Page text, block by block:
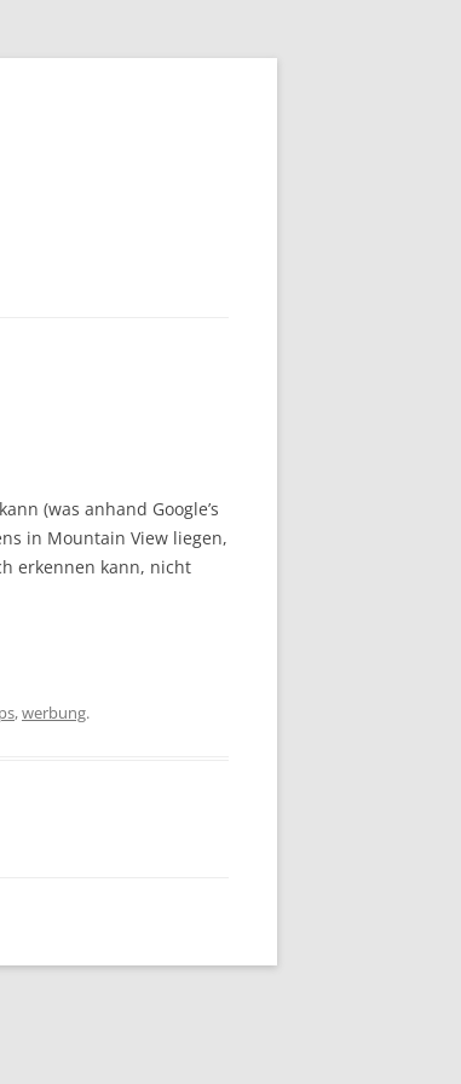
(was anhand Google’s
in Mountain View liegen,
erkennen kann, nicht
,werbung.